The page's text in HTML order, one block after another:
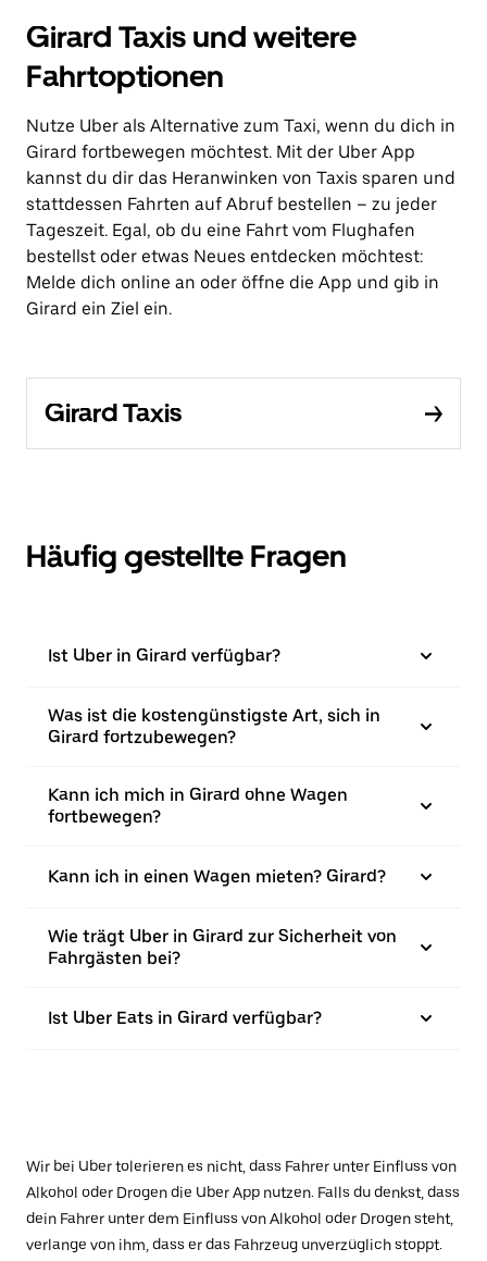
Girard Taxis und weitere
Fahrtoptionen
Nutze Uber als Alternative zum Taxi, wenn du dich in
Girard fortbewegen möchtest. Mit der Uber App
kannst du dir das Heranwinken von Taxis sparen und
stattdessen Fahrten auf Abruf bestellen – zu jeder
Tageszeit. Egal, ob du eine Fahrt vom Flughafen
bestellst oder etwas Neues entdecken möchtest:
Melde dich online an oder öffne die App und gib in
Girard ein Ziel ein.
Girard Taxis
Häufig gestellte Fragen
Ist Uber in Girard verfügbar?
Was ist die kostengünstigste Art, sich in
Girard fortzubewegen?
Kann ich mich in Girard ohne Wagen
fortbewegen?
Kann ich in einen Wagen mieten? Girard?
Wie trägt Uber in Girard zur Sicherheit von
Fahrgästen bei?
Ist Uber Eats in Girard verfügbar?
Wir bei Uber tolerieren es nicht, dass Fahrer unter Einfluss von
Alkohol oder Drogen die Uber App nutzen. Falls du denkst, dass
dein Fahrer unter dem Einfluss von Alkohol oder Drogen steht,
verlange von ihm, dass er das Fahrzeug unverzüglich stoppt.